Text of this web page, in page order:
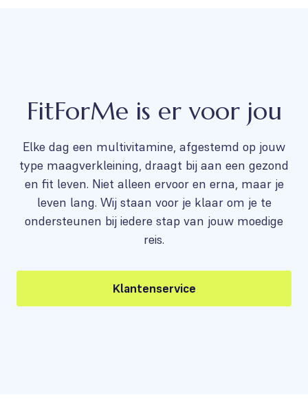
FitForMe is er voor jou
Elke dag een multivitamine, afgestemd op jouw
type maagverkleining, draagt bij aan een gezond
en fit leven. Niet alleen ervoor en erna, maar je
leven lang. Wij staan voor je klaar om je te
ondersteunen bij iedere stap van jouw moedige
reis.
Klantenservice